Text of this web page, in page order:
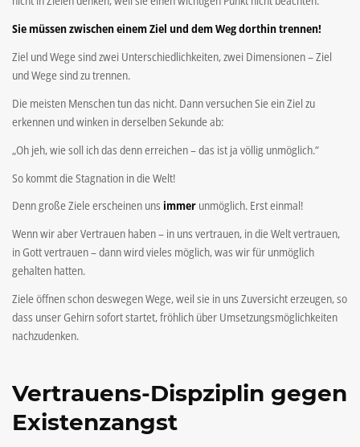
Sie müssen zwischen einem Ziel und dem Weg dorthin trennen!
Ziel und Wege sind zwei Unterschiedlichkeiten, zwei Dimensionen – Ziel
und Wege sind zu trennen.
Die meisten Menschen tun das nicht. Dann versuchen Sie ein Ziel zu
erkennen und winken in derselben Sekunde ab:
„Oh jeh, wie soll ich das denn erreichen – das ist ja völlig unmöglich.“
So kommt die Stagnation in die Welt!
Denn große Ziele erscheinen uns immer unmöglich. Erst einmal!
Wenn wir aber Vertrauen haben – in uns vertrauen, in die Welt vertrauen,
in Gott vertrauen – dann wird vieles möglich, was wir für unmöglich
gehalten hatten.
Ziele öffnen schon deswegen Wege, weil sie in uns Zuversicht erzeugen, so
dass unser Gehirn sofort startet, fröhlich über Umsetzungsmöglichkeiten
nachzudenken.
Vertrauens-Dispziplin gegen
Existenzangst